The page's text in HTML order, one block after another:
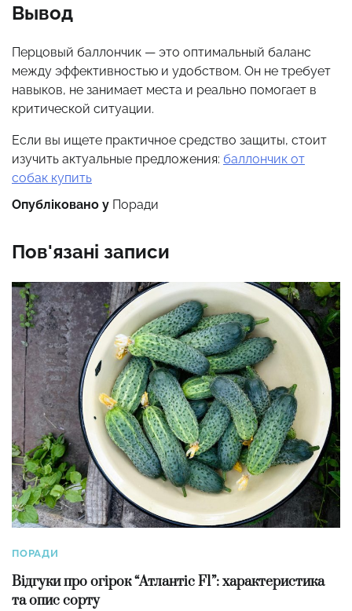
Вывод
Перцовый баллончик — это оптимальный баланс
между эффективностью и удобством. Он не требует
навыков, не занимает места и реально помогает в
критической ситуации.
Если вы ищете практичное средство защиты, стоит
изучить актуальные предложения: баллончик от
собак купить
Опубліковано у Поради
Пов'язані записи
ПОРАДИ
Відгуки про огірок “Атлантіс F1”: характеристика
та опис сорту